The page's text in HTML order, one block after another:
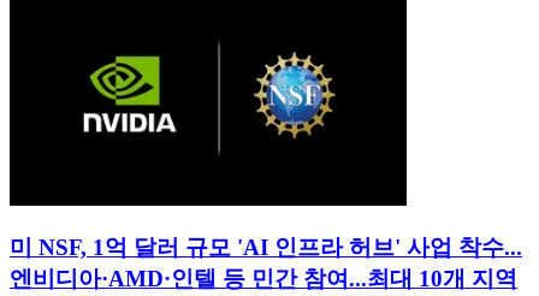
미 NSF, 1억 달러 규모 'AI 인프라 허브' 사업 착수...
엔비디아·AMD·인텔 등 민간 참여...최대 10개 지역